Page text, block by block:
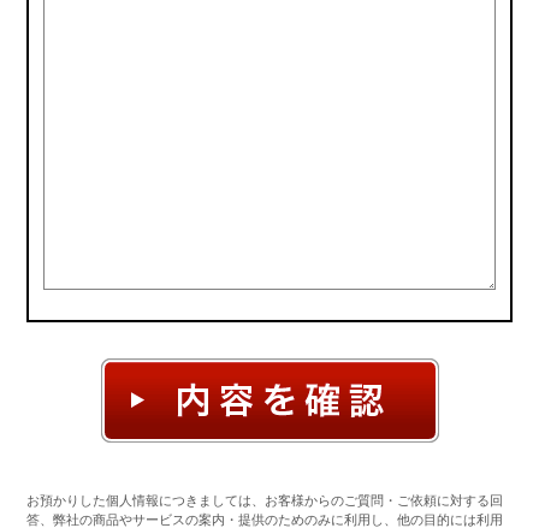
お預かりした個人情報につきましては、お客様からのご質問・ご依頼に対する回
答、弊社の商品やサービスの案内・提供のためのみに利用し、他の目的には利用